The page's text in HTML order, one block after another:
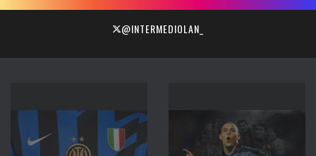
@INTERMEDIOLAN_